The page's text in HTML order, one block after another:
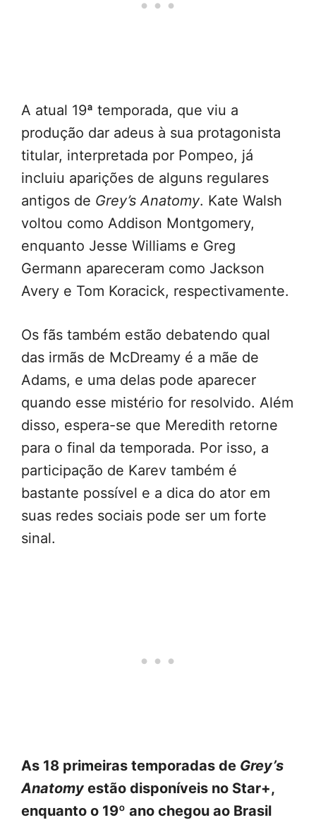
A atual 19ª temporada, que viu a
produção dar adeus à sua protagonista
titular, interpretada por Pompeo, já
incluiu aparições de alguns regulares
antigos de Grey’s Anatomy. Kate Walsh
voltou como Addison Montgomery,
enquanto Jesse Williams e Greg
Germann apareceram como Jackson
Avery e Tom Koracick, respectivamente.
Os fãs também estão debatendo qual
das irmãs de McDreamy é a mãe de
Adams, e uma delas pode aparecer
quando esse mistério for resolvido. Além
disso, espera-se que Meredith retorne
para o final da temporada. Por isso, a
participação de Karev também é
bastante possível e a dica do ator em
suas redes sociais pode ser um forte
sinal.
As 18 primeiras temporadas de Grey’s
Anatomy estão disponíveis no Star+,
enquanto o 19º ano chegou ao Brasil